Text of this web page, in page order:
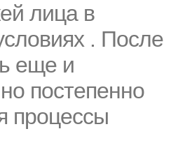
лица в
. После
еще и
постепенно
процессы